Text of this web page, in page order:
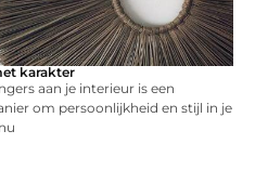
karakter
aan je interieur is een
om persoonlijkheid en stijl in je